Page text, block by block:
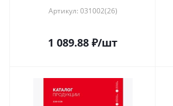
Артикул: 031002(26)
1 089.88 ₽/шт